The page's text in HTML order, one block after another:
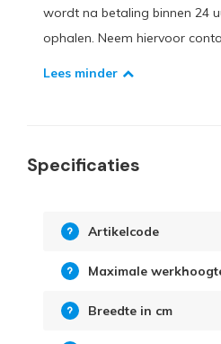
wordt na betaling binnen 24
ophalen. Neem hiervoor
Lees minder
Specificaties
Artikelcode
Maximale
Breedte in cm